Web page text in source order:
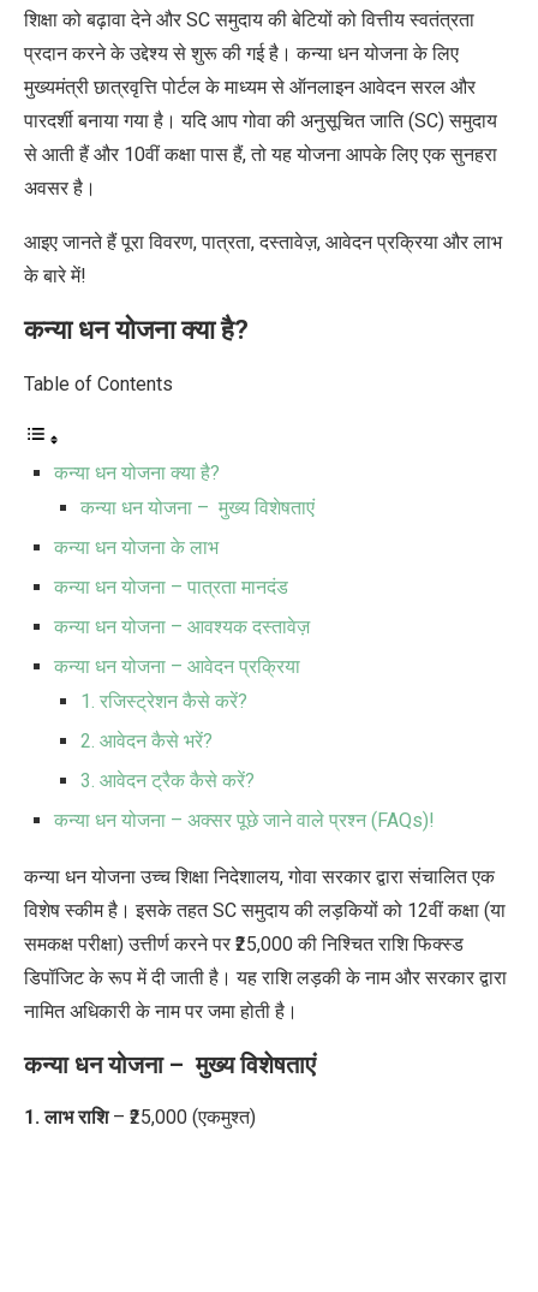
शिक्षा को बढ़ावा देने और SC समुदाय की बेटियों को वित्तीय स्वतंत्रता
प्रदान करने के उद्देश्य से शुरू की गई है। कन्या धन योजना के लिए
मुख्यमंत्री छात्रवृत्ति पोर्टल के माध्यम से ऑनलाइन आवेदन सरल और
पारदर्शी बनाया गया है। यदि आप गोवा की अनुसूचित जाति (SC)समुदाय
से आती हैं और 10वीं कक्षा पास हैं, तो यह योजना आपके लिए एक सुनहरा
अवसर है।
आइए जानते हैं पूरा विवरण, पात्रता, दस्तावेज़, आवेदन प्रक्रिया और लाभ
के बारे में!
कन्या धन योजना क्या है?
Table of Contents
कन्या धन योजना क्या है?
कन्या धन योजना – मुख्य विशेषताएं
कन्या धन योजना के लाभ
कन्या धन योजना – पात्रता मानदंड
कन्या धन योजना – आवश्यक दस्तावेज़
कन्या धन योजना – आवेदन प्रक्रिया
1. रजिस्ट्रेशन कैसे करें?
2. आवेदन कैसे भरें?
3. आवेदन ट्रैक कैसे करें?
कन्या धन योजना – अक्सर पूछे जाने वाले प्रश्न (FAQs)!
कन्या धन योजना उच्च शिक्षा निदेशालय, गोवा सरकार द्वारा संचालित एक
विशेष स्कीम है।इसके तहतSC समुदाय की लड़कियों को 12वीं कक्षा (या
समकक्ष परीक्षा) उत्तीर्ण करने पर ₹25,000 की निश्चित राशि फिक्स्ड
डिपॉजिट के रूप में दी जाती है। यह राशि लड़की के नाम और सरकार द्वारा
नामित अधिकारी के नाम पर जमा होती है।
कन्या धन योजना – मुख्य विशेषताएं
1. लाभ राशि– ₹25,000 (एकमुश्त)